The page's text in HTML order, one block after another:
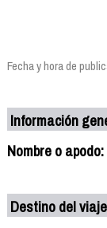
Fecha y hora de
Información
Nombre o apodo:
Destino del viaje